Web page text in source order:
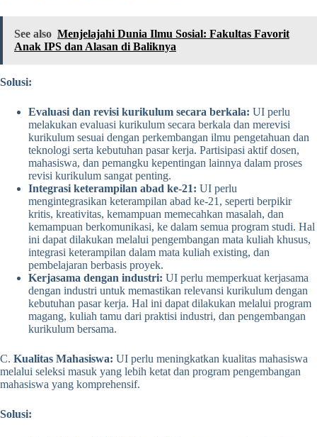
See also Menjelajahi Dunia Ilmu Sosial: Fakultas Favorit
Anak IPS dan Alasan di Baliknya
Solusi:
Evaluasi dan revisi kurikulum secara berkala: UI perlu
melakukan evaluasi kurikulum secara berkala dan merevisi
kurikulum sesuai dengan perkembangan ilmu pengetahuan dan
teknologi serta kebutuhan pasar kerja. Partisipasi aktif dosen,
mahasiswa, dan pemangku kepentingan lainnya dalam proses
revisi kurikulum sangat penting.
Integrasi keterampilan abad ke-21: UI perlu
mengintegrasikan keterampilan abad ke-21, seperti berpikir
kritis, kreativitas, kemampuan memecahkan masalah, dan
kemampuan berkomunikasi, ke dalam semua program studi. Hal
ini dapat dilakukan melalui pengembangan mata kuliah khusus,
integrasi keterampilan dalam mata kuliah existing, dan
pembelajaran berbasis proyek.
Kerjasama dengan industri: UI perlu memperkuat kerjasama
dengan industri untuk memastikan relevansi kurikulum dengan
kebutuhan pasar kerja. Hal ini dapat dilakukan melalui program
magang, kuliah tamu dari praktisi industri, dan pengembangan
kurikulum bersama.
C. Kualitas Mahasiswa: UI perlu meningkatkan kualitas mahasiswa
melalui seleksi masuk yang lebih ketat dan program pengembangan
mahasiswa yang komprehensif.
Solusi: